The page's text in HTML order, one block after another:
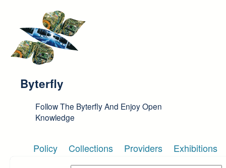
Byterfly
Follow The Byterfly And Enjoy Open
Knowledge
Policy Collections Providers Exhibitions